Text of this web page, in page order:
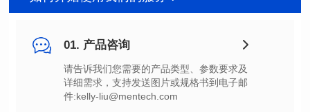
01. 产品咨询
件:kelly-liu@mentech.com